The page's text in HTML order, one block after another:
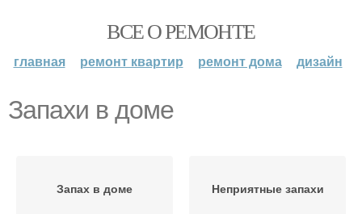
ВСЕ О РЕМОНТЕ
главная ремонт квартир ремонт дома дизайн
Запахи в доме
Запах в доме Неприятные запахи